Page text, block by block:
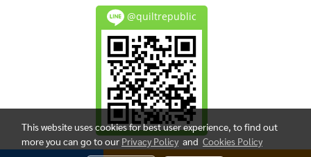
@quiltrepublic
This website uses cookies for best user experience, to find out
more you can go to our Privacy Policy and Cookies Policy